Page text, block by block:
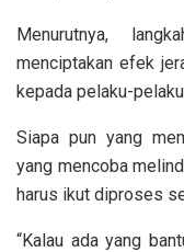
Menurutnya,
menciptakan efek
kepada pelaku-
Siapa pun yang
yang mencoba
harus ikut diproses
“Kalau ada yang